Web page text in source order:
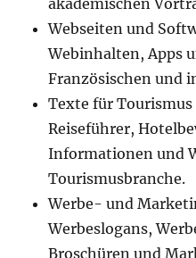
Webseiten und
Webinhalten, Apps
Französischen und
Texte für Tourismus
Reiseführer,
Informationen und
Tourismusbranche.
Werbe- und
Werbeslogans,
Broschüren und